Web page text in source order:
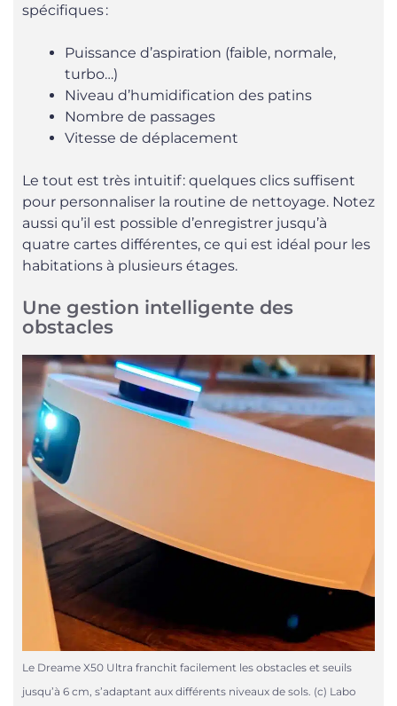
spécifiques :
Puissance d’aspiration (faible, normale,
turbo…)
Niveau d’humidification des patins
Nombre de passages
Vitesse de déplacement
Le tout est très intuitif : quelques clics suffisent
pour personnaliser la routine de nettoyage. Notez
aussi qu’il est possible d’enregistrer jusqu’à
quatre cartes différentes, ce qui est idéal pour les
habitations à plusieurs étages.
Une gestion intelligente des
obstacles
Le Dreame X50 Ultra franchit facilement les obstacles et seuils
jusqu’à 6 cm, s’adaptant aux différents niveaux de sols. (c) Labo